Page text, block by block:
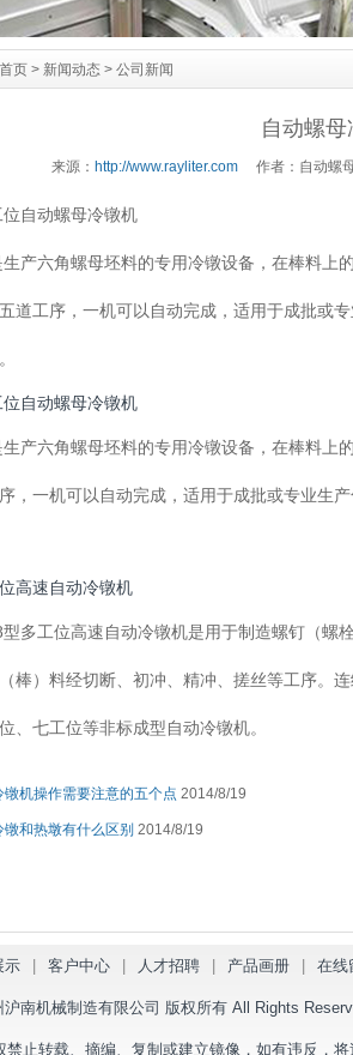
首页 > 新闻动态 > 公司新闻
自动螺
来源： http://www.rayliter.com 作者：自动螺
自动螺母冷镦机
六角螺母坯料的专用冷镦设备，在棒料上
道工序，一机可以自动完成，适用于成批或
自动螺母冷镦机
六角螺母坯料的专用冷镦设备，在棒料上
，一机可以自动完成，适用于成批或专业生
高速自动冷镦机
工位高速自动冷镦机是用于制造螺钉（螺栓
棒）料经切断、初冲、精冲、搓丝等工序。连
、七工位等非标成型自动冷镦机。
镦机操作需要注意的五个点 2014/8/19
镦和热墩有什么区别 2014/8/19
示 客户中心 人才招聘 产品画册 在线
南机械制造有限公司 版权所有 All Rights
禁止转载、摘编、复制或建立镜像，如有违反，